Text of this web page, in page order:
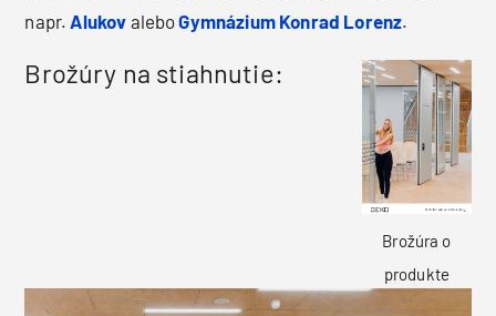
napr. Alukov aleboGymnázium Konrad Lorenz.
Brožúry na stiahnutie:
Brožúra o
produkte